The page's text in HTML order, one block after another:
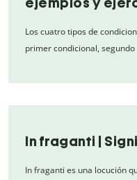
Los cuatro tipos de
primer condicional,
In fraganti |
In fraganti es una locución